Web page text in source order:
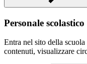
Personale scolastico
Entra nel sito della
contenuti, visualizzare